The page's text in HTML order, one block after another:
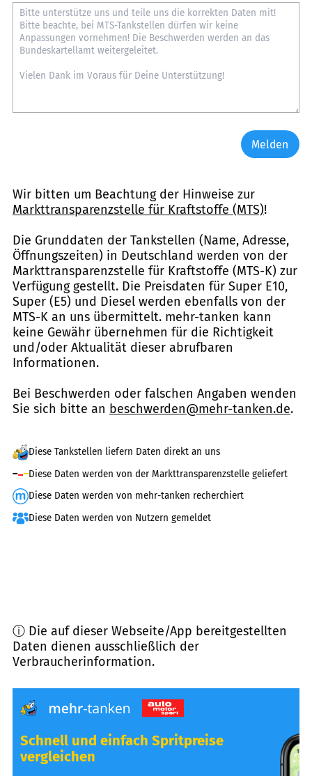
Melden
Wir bitten um Beachtung der Hinweise zur
Markttransparenzstelle für Kraftstoffe (MTS)!
Die Grunddaten der Tankstellen (Name, Adresse,
Öffnungszeiten) in Deutschland werden von der
Markttransparenzstelle für Kraftstoffe (MTS-K) zur
Verfügung gestellt. Die Preisdaten für Super E10,
Super (E5) und Diesel werden ebenfalls von der
MTS-K an uns übermittelt. mehr-tanken kann
keine Gewähr übernehmen für die Richtigkeit
und/oder Aktualität dieser abrufbaren
Informationen.
Bei Beschwerden oder falschen Angaben wenden
Sie sich bitte an beschwerden@mehr-tanken.de.
Diese Tankstellen liefern Daten direkt an uns
Diese Daten werden von der Markttransparenzstelle geliefert
Diese Daten werden von mehr-tanken recherchiert
Diese Daten werden von Nutzern gemeldet
ⓘ Die auf dieser Webseite/App bereitgestellten
Daten dienen ausschließlich der
Verbraucherinformation.
Schnell und einfach Spritpreise
vergleichen